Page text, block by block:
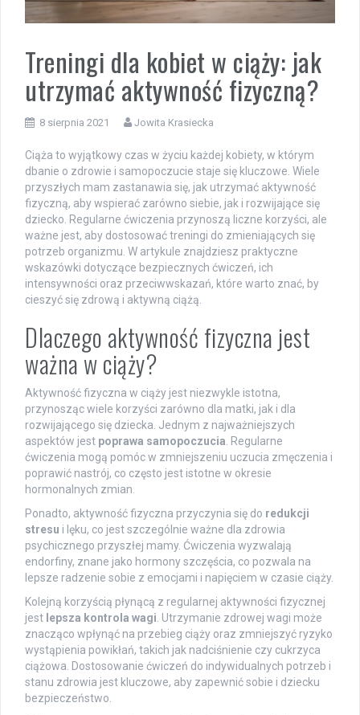
Treningi dla kobiet w ciąży: jak
utrzymać aktywność fizyczną?
8 sierpnia 2021 Jowita Krasiecka
Ciąża to wyjątkowy czas w życiu każdej kobiety, w którym
dbanie o zdrowie i samopoczucie staje się kluczowe. Wiele
przyszłych mam zastanawia się, jak utrzymać aktywność
fizyczną, aby wspierać zarówno siebie, jak i rozwijające się
dziecko. Regularne ćwiczenia przynoszą liczne korzyści, ale
ważne jest, aby dostosować treningi do zmieniających się
potrzeb organizmu. W artykule znajdziesz praktyczne
wskazówki dotyczące bezpiecznych ćwiczeń, ich
intensywności oraz przeciwwskazań, które warto znać, by
cieszyć się zdrową i aktywną ciążą.
Dlaczego aktywność fizyczna jest
ważna w ciąży?
Aktywność fizyczna w ciąży jest niezwykle istotna,
przynosząc wiele korzyści zarówno dla matki, jak i dla
rozwijającego się dziecka. Jednym z najważniejszych
aspektów jest poprawa samopoczucia. Regularne
ćwiczenia mogą pomóc w zmniejszeniu uczucia zmęczenia i
poprawić nastrój, co często jest istotne w okresie
hormonalnych zmian.
Ponadto, aktywność fizyczna przyczynia się do redukcji
stresu i lęku, co jest szczególnie ważne dla zdrowia
psychicznego przyszłej mamy. Ćwiczenia wyzwalają
endorfiny, znane jako hormony szczęścia, co pozwala na
lepsze radzenie sobie z emocjami i napięciem w czasie ciąży.
Kolejną korzyścią płynącą z regularnej aktywności fizycznej
jest lepsza kontrola wagi. Utrzymanie zdrowej wagi może
znacząco wpłynąć na przebieg ciąży oraz zmniejszyć ryzyko
wystąpienia powikłań, takich jak nadciśnienie czy cukrzyca
ciążowa. Dostosowanie ćwiczeń do indywidualnych potrzeb i
stanu zdrowia jest kluczowe, aby zapewnić sobie i dziecku
bezpieczeństwo.